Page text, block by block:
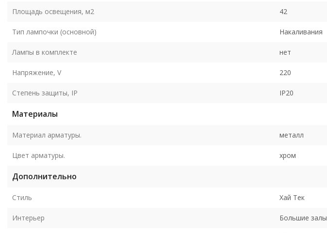
Площадь освещения, м2 42
Тип лампочки (основной) Накаливания
Лампы в комплекте нет
Напряжение, V 220
Степень защиты, IP IP20
Материалы
Материал арматуры. металл
Цвет арматуры. хром
Дополнительно
Стиль Хай Тек
Интерьер Большие залы